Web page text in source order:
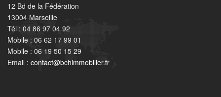
12 Bd de la Fédération
13004 Marseille
Tél : 04 86 97 04 92
Mobile : 06 62 17 99 01
Mobile : 06 19 50 15 29
Email : contact@bchimmobilier.fr